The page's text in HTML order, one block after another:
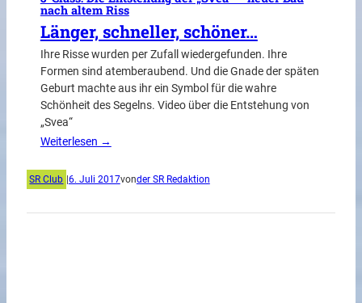
nach altem Riss
Länger, schneller, schöner…
Ihre Risse wurden per Zufall wiedergefunden. Ihre
Formen sind atemberaubend. Und die Gnade der späten
Geburt machte aus ihr ein Symbol für die wahre
Schönheit des Segelns. Video über die Entstehung von
„Svea“
Weiterlesen →
SR Club 6. Juli 2017vonder SR Redaktion